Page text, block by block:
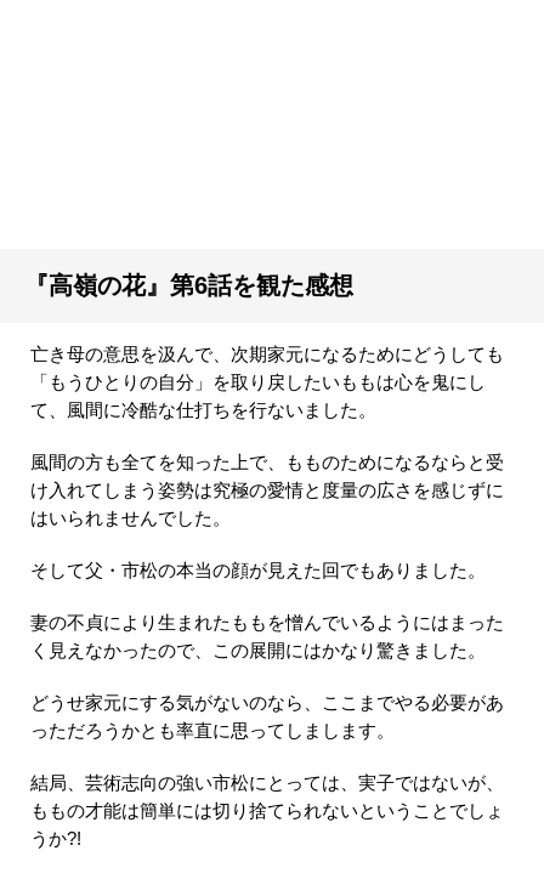
『高嶺の花』第6話を観た感想
亡き母の意思を汲んで、次期家元になるためにどうしても
「もうひとりの自分」を取り戻したいももは心を鬼にし
て、風間に冷酷な仕打ちを行ないました。
風間の方も全てを知った上で、もものためになるならと受
け入れてしまう姿勢は究極の愛情と度量の広さを感じずに
はいられませんでした。
そして父・市松の本当の顔が見えた回でもありました。
妻の不貞により生まれたももを憎んでいるようにはまった
く見えなかったので、この展開にはかなり驚きました。
どうせ家元にする気がないのなら、ここまでやる必要があ
っただろうかとも率直に思ってしまします。
結局、芸術志向の強い市松にとっては、実子ではないが、
ももの才能は簡単には切り捨てられないということでしょ
うか?!